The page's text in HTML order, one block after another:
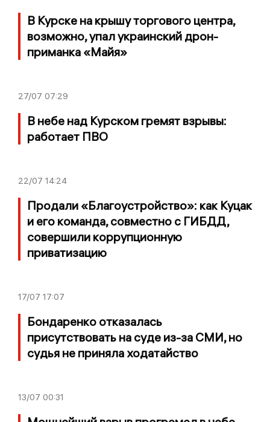
В Курске на крышу торгового центра,
возможно, упал украинский дрон-
приманка «Майя»
27/07 07:29
В небе над Курском гремят взрывы:
работает ПВО
22/07 14:24
Продали «Благоустройство»: как Куцак
и его команда, совместно с ГИБДД,
совершили коррупционную
приватизацию
17/07 17:07
Бондаренко отказалась
присутствовать на суде из-за СМИ, но
судья не приняла ходатайство
13/07 00:31